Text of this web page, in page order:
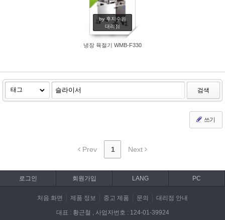
by 후지수원
대리점
냉장 육절기 WMB-F330
검색
쓰기
Prev 1 Next
로그인 회원가입 LANG PC
처음 화면 제품 정보 중고 제품 문의 대리점 안내
대표 : 황근철 , 사업자번호 : 124-01-39924